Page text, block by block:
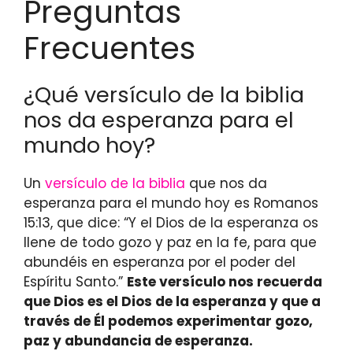
Preguntas
Frecuentes
¿Qué versículo de la biblia
nos da esperanza para el
mundo hoy?
Un versículo de la biblia que nos da
esperanza para el mundo hoy es Romanos
15:13, que dice: “Y el Dios de la esperanza os
llene de todo gozo y paz en la fe, para que
abundéis en esperanza por el poder del
Espíritu Santo.” Este versículo nos recuerda
que Dios es el Dios de la esperanza y que a
través de Él podemos experimentar gozo,
paz y abundancia de esperanza.